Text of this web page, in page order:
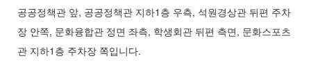
공공정책관 앞, 공공정책관 지하1층 우측, 석원경상관 뒤편 주차
장 안쪽, 문화융합관 정면 좌측, 학생회관 뒤편 측면, 문화스포츠
관 지하1층 주차장 쪽입니다.